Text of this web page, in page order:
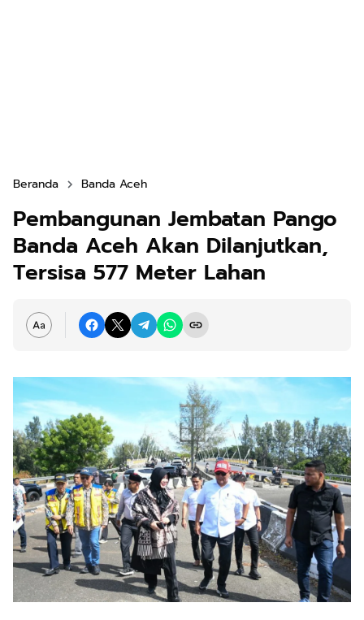
Beranda Banda Aceh
Pembangunan Jembatan Pango
Banda Aceh Akan Dilanjutkan,
Tersisa 577 Meter Lahan